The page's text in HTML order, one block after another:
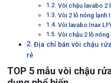
Vòi chậu lavabo 2
Vòi 2 lỗ nóng lạnh
Vòi lavabo Inax
Vòi chậu 2 lỗ nóng
Địa chỉ bán vòi chậu
rẻ
TOP 5 mẫu vòi chậu